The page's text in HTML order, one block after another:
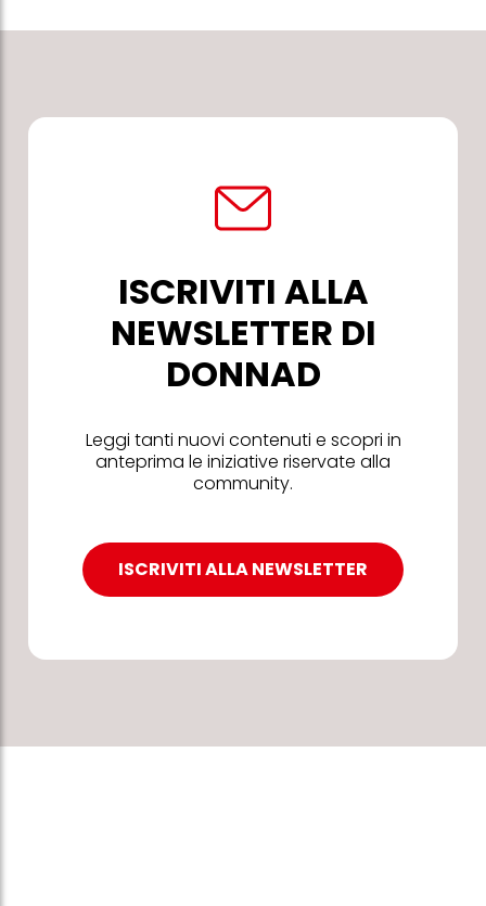
ISCRIVITI ALLA
NEWSLETTER DI
DONNAD
Leggi tanti nuovi contenuti e scopri in
anteprima le iniziative riservate alla
community.
ISCRIVITI ALLA NEWSLETTER